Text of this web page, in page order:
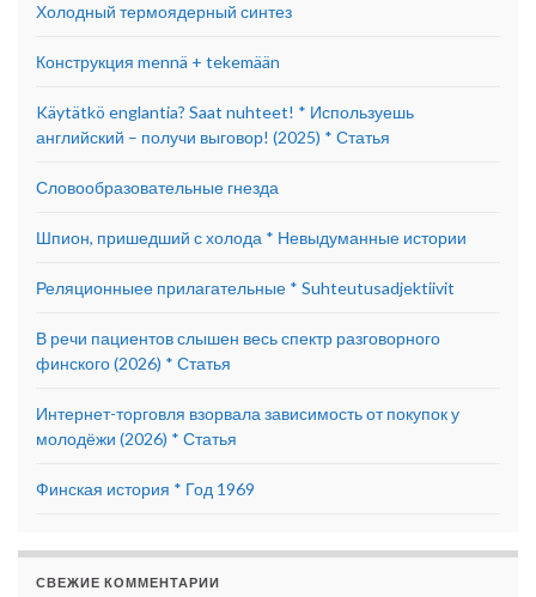
Холодный термоядерный синтез
Конструкция mennä + tekemään
Käytätkö englantia? Saat nuhteet! * Используешь
английский – получи выговор! (2025) * Статья
Словообразовательные гнезда
Шпион, пришедший с холода * Невыдуманные истории
Реляционныее прилагательные * Suhteutusadjektiivit
В речи пациентов слышен весь спектр разговорного
финского (2026) * Статья
Интернет-торговля взорвала зависимость от покупок у
молодёжи (2026) * Статья
Финская история * Год 1969
СВЕЖИЕ КОММЕНТАРИИ